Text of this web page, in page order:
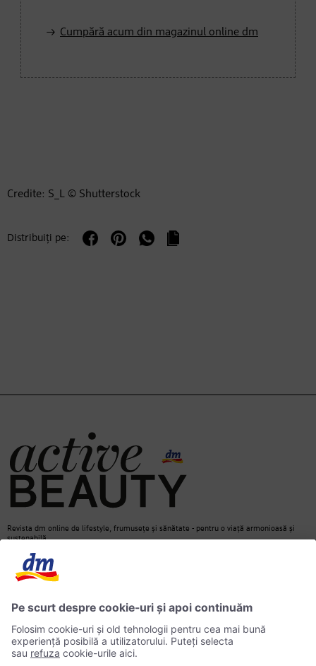
Cumpără acum din magazinul online dm
Credite: S_L © Shutterstock
Distribuiți pe:
Revista dm online de lifestyle, frumusețe și sănătate - pentru o viață armonioasă și
sustenabilă.